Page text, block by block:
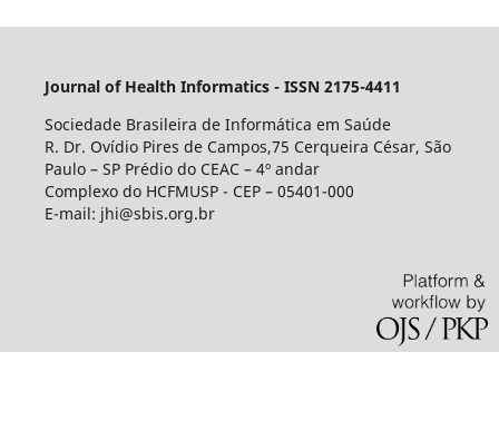
Journal of Health Informatics - ISSN 2175-4411
Sociedade Brasileira de Informática em Saúde
R. Dr. Ovídio Pires de Campos,75 Cerqueira César, São
Paulo – SP Prédio do CEAC – 4º andar
Complexo do HCFMUSP - CEP – 05401-000
E-mail: jhi@sbis.org.br